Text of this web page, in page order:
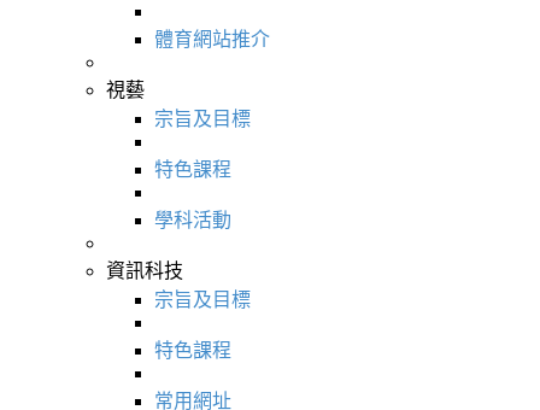
體育網站推介
視藝
宗旨及目標
特色課程
學科活動
資訊科技
宗旨及目標
特色課程
常用網址